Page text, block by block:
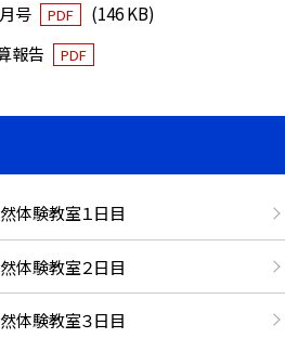
号
PDF
(146 KB)
報告
PDF
体験教室１日目
体験教室２日目
体験教室３日目